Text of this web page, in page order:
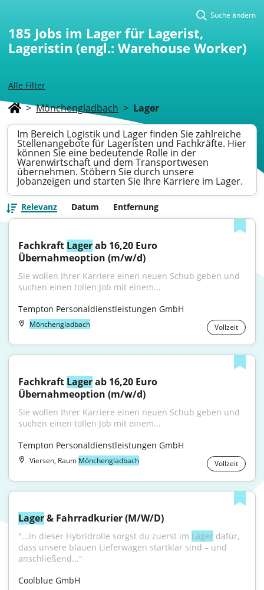
Alle Filter
Suche ändern
185 Jobs im Lager für Lagerist,
Lageristin (engl.: Warehouse Worker)
> Mönchengladbach > Lager
Im Bereich Logistik und Lager finden Sie zahlreiche
Stellenangebote für Lageristen und Fachkräfte. Hier
können Sie eine bedeutende Rolle in der
Warenwirtschaft und dem Transportwesen
übernehmen. Stöbern Sie durch unsere
Jobanzeigen und starten Sie Ihre Karriere im Lager.
Relevanz Datum Entfernung
Fachkraft Lager ab 16,20 Euro
Übernahmeoption (m/w/d)
Sie wollen Ihrer Karriere einen neuen Schub geben und
suchen einen tollen Job mit einem...
Tempton Personaldienstleistungen GmbH
Mönchengladbach Vollzeit
Fachkraft Lager ab 16,20 Euro
Übernahmeoption (m/w/d)
Sie wollen Ihrer Karriere einen neuen Schub geben und
suchen einen tollen Job mit einem...
Tempton Personaldienstleistungen GmbH
Viersen, Raum Mönchengladbach Vollzeit
Lager & Fahrradkurier (M/W/D)
"...In dieser Hybridrolle sorgst du zuerst im Lager dafür,
dass unsere blauen Lieferwagen startklar sind – und
anschließend..."
Coolblue GmbH